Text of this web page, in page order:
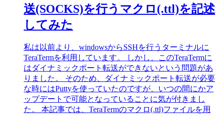
送(SOCKS)を行うマクロ(.ttl)を記述
してみた
私は以前より、windowsからSSHを行うターミナルに
TeraTermを利用しています。 しかし、このTeraTermに
はダイナミックポート転送ができないという問題があ
りました。 そのため、ダイナミックポート転送が必要
な時にはPuttyを使っていたのですが、いつの間にかア
ップデートで可能となっていることに気が付きまし
た。 本記事では、TeraTermのマクロ(.ttl)ファイルを用